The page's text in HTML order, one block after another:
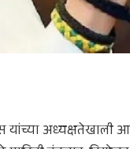
यांच्या अध्यक्षतेखाली